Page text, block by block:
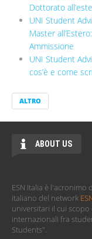
ESN ITALIA
Erasmus Student
Erasmus Student
ALTRO
Dottorato
UNI Student
Master
Ammissione